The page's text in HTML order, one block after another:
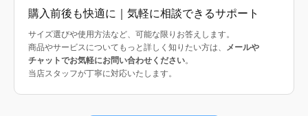
購入前後も快適に｜気軽に相談できるサポート
サイズ選びや使用方法など、可能な限りお答えします。
商品やサービスについてもっと詳しく知りたい方は、 メールや
チャットでお気軽にお問い合わせください。
当店スタッフが丁寧に対応いたします。